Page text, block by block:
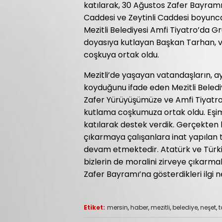
katılarak, 30 Ağustos Zafer
Caddesi ve Zeytinli Caddesi
Mezitli Belediyesi Amfi Tiyatro’da
doyasıya kutlayan Başkan
coşkuya ortak oldu.
Mezitli’de yaşayan vatandaşların,
koyduğunu ifade eden Mezitli
Zafer Yürüyüşümüze ve Amfi
kutlama coşkumuza ortak oldu.
katılarak destek verdik. Gerçekten
çıkarmaya çalışanlara inat
devam etmektedir. Atatürk ve
bizlerin de moralini zirveye
Zafer Bayramı’na gösterdikleri ilgi
Etiket: mersin,haber,mezitli,belediye,neşet,